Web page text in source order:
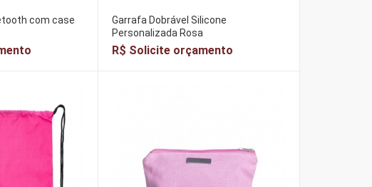
com case
Garrafa Dobrável Silicone
Personalizada Rosa
R$ Solicite orçamento